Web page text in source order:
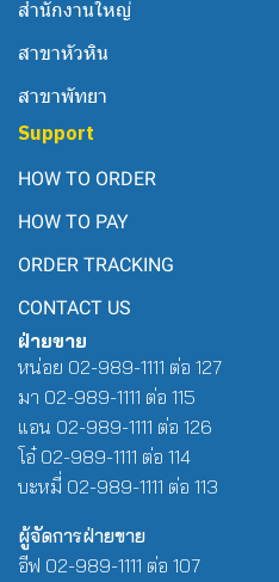
สำนักงานใหญ่
สาขาหัวหิน
สาขาพัทยา
Support
HOW TO ORDER
HOW TO PAY
ORDER TRACKING
CONTACT US
ฝ่ายขาย
หน่อย 02-989-1111 ต่อ 127
มา 02-989-1111 ต่อ 115
แอน 02-989-1111 ต่อ 126
โอ๋ 02-989-1111 ต่อ 114
บะหมี่ 02-989-1111 ต่อ 113
ผู้จัดการฝ่ายขาย
อีฟ 02-989-1111 ต่อ 107